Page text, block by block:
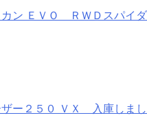
カン ＥＶＯ ＲＷＤスパイダ
ザー２５０ ＶＸ 入庫しまし